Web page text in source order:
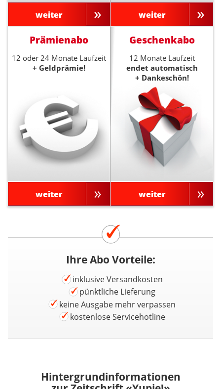
weiter weiter
Prämienabo
12 oder 24 Monate Laufzeit
+ Geldprämie!
weiter
Geschenkabo
12 Monate Laufzeit
endet automatisch
+ Dankeschön!
weiter
Ihre Abo Vorteile:
inklusive Versandkosten
pünktliche Lieferung
keine Ausgabe mehr verpassen
kostenlose Servicehotline
Hintergrundinformationen